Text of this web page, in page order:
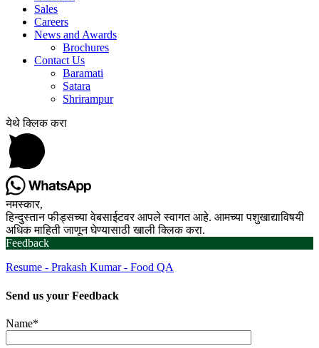
Sales
Careers
News and Awards
Brochures
Contact Us
Baramati
Satara
Shrirampur
येथे क्लिक करा
नमस्कार,
हिन्दुस्तान फीड्सच्या वेबसाईटवर आपले स्वागत आहे. आमच्या पशुखाद्याविषयी
अधिक माहिती जाणून घेण्यासाठी खाली क्लिक करा.
Feedback
Resume - Prakash Kumar - Food QA
Send us your Feedback
Name*